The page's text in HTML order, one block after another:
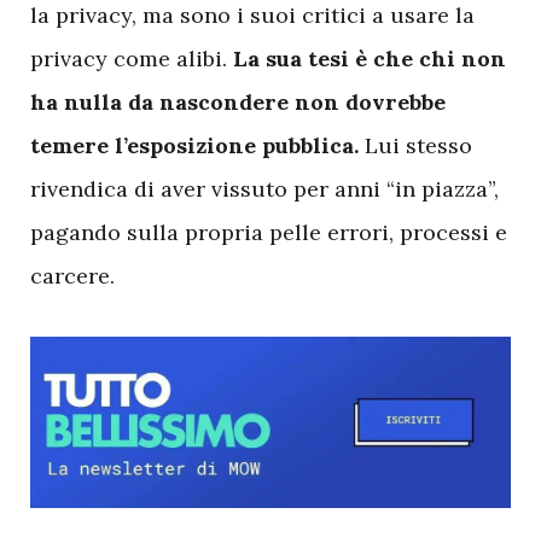
la privacy, ma sono i suoi critici a usare la
privacy come alibi. La sua tesi è che chi non
ha nulla da nascondere non dovrebbe
temere l’esposizione pubblica. Lui stesso
rivendica di aver vissuto per anni “in piazza”,
pagando sulla propria pelle errori, processi e
carcere.